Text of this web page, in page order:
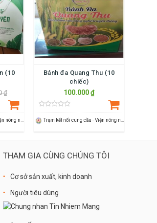
(10
₫
Trạm kết nối cung cầu - Viện nông nghiệp Thanh Hoá
Bánh đa Quang Thu (10
chiếc)
100.000 ₫
Trạm kết nối cung cầu - Viện nông nghiệp Thanh Hoá
THAM GIA CÙNG CHÚNG TÔI
Cơ sở sản xuất, kinh doanh
Người tiêu dùng